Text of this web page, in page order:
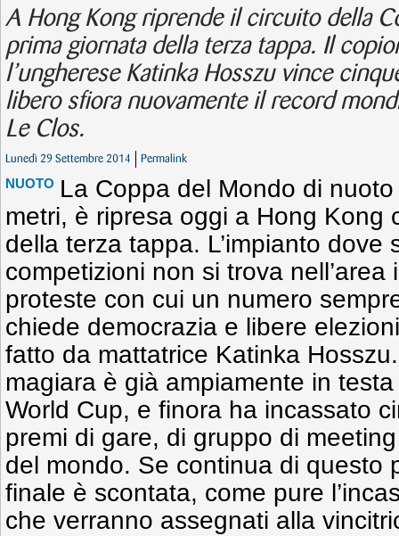
A Hong Kong riprende il circuito della
prima giornata della terza tappa. Il
l’ungherese Katinka Hosszu vince
libero sfiora nuovamente il record
Le Clos.
Lunedì 29 Settembre 2014 Permalink
NUOTO La Coppa del Mondo di
metri, è ripresa oggi a Hong Kong
della terza tappa. L’impianto dove
competizioni non si trova nell’area
proteste con cui un numero
chiede democrazia e libere
fatto da mattatrice Katinka
magiara è già ampiamente in
World Cup, e finora ha incassato
premi di gare, di gruppo di
del mondo. Se continua di questo
finale è scontata, come pure
che verranno assegnati alla